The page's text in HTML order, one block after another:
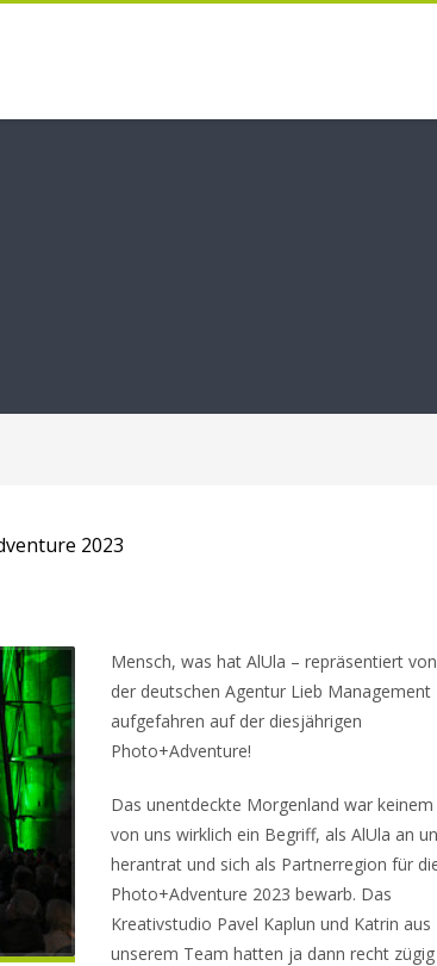
2023
Mensch, was hat AlUla – repräsentiert von
der deutschen Agentur Lieb Management
aufgefahren auf der diesjährigen
Photo+Adventure!
Das unentdeckte Morgenland war keinem
von uns wirklich ein Begriff, als AlUla an
herantrat und sich als Partnerregion für
Photo+Adventure 2023 bewarb. Das
Kreativstudio Pavel Kaplun und Katrin aus
unserem Team hatten ja dann recht